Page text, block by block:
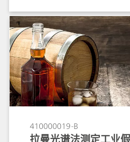
410000019-B